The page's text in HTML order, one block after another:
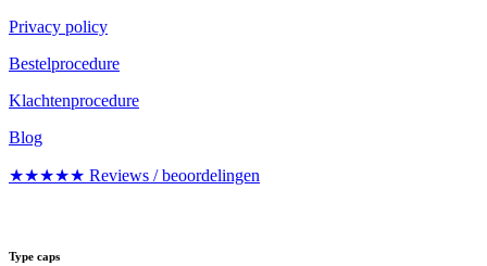
Privacy policy
Bestelprocedure
Klachtenprocedure
Blog
★★★★★ Reviews / beoordelingen
Type caps